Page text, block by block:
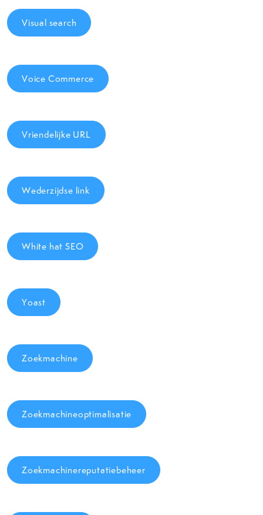
Visual search
Voice Commerce
Vriendelijke URL
Wederzijdse link
White hat SEO
Yoast
Zoekmachine
Zoekmachineoptimalisatie
Zoekmachinereputatiebeheer